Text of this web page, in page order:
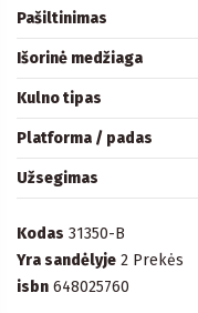
Pašiltinimas
Išorinė medžiaga
Kulno tipas
Platforma / padas
Užsegimas
Kodas 31350-B
Yra sandėlyje 2 Prekės
isbn 648025760